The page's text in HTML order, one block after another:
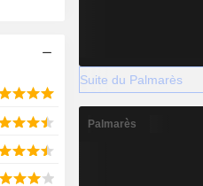
Suite du Palmarès
Palmarès